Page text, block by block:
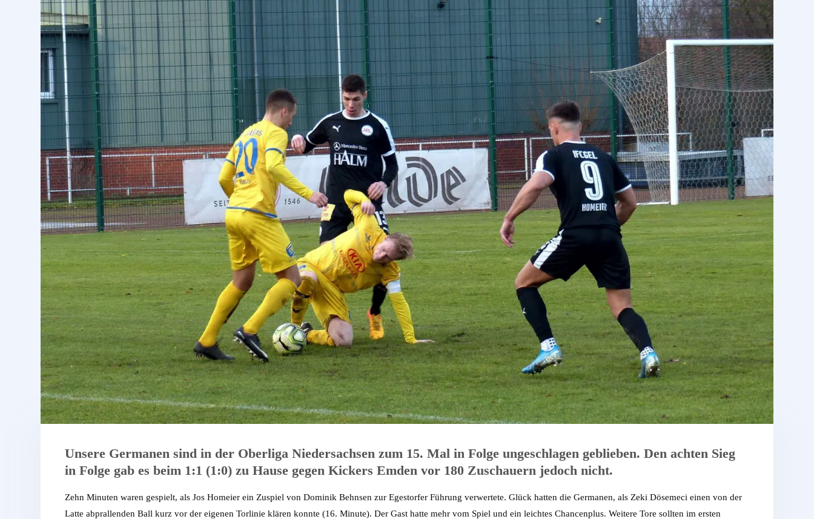
Unsere Germanen sind in der Oberliga Niedersachsen zum 15. Mal in Folge ungeschlagen geblieben. Den achten Sieg
in Folge gab es beim 1:1 (1:0) zu Hause gegen Kickers Emden vor 180 Zuschauern jedoch nicht.
Zehn Minuten waren gespielt, als Jos Homeier ein Zuspiel von Dominik Behnsen zur Egestorfer Führung verwertete. Glück hatten die Germanen, als Zeki Dösemeci einen von der
Latte abprallenden Ball kurz vor der eigenen Torlinie klären konnte (16. Minute). Der Gast hatte mehr vom Spiel und ein leichtes Chancenplus. Weitere Tore sollten im ersten